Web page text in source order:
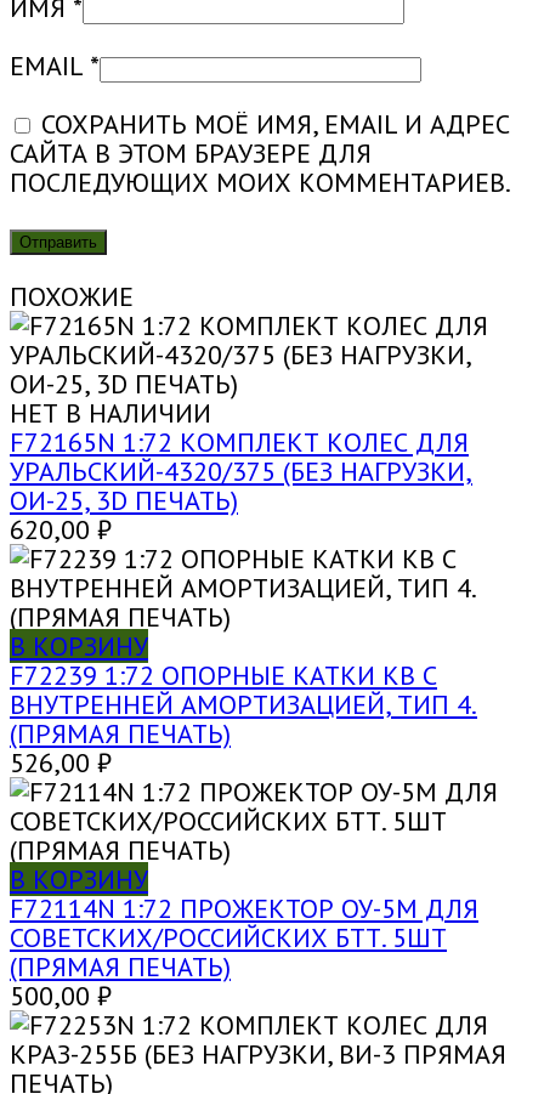
ИМЯ *
EMAIL *
СОХРАНИТЬ МОЁ ИМЯ, EMAIL И АДРЕС
САЙТА В ЭТОМ БРАУЗЕРЕ ДЛЯ
ПОСЛЕДУЮЩИХ МОИХ КОММЕНТАРИЕВ.
ПОХОЖИЕ
НЕТ В НАЛИЧИИ
F72165N 1:72 КОМПЛЕКТ КОЛЕС ДЛЯ
УРАЛЬСКИЙ-4320/375 (БЕЗ НАГРУЗКИ,
ОИ-25, 3D ПЕЧАТЬ)
620,00 ₽
В КОРЗИНУ
F72239 1:72 ОПОРНЫЕ КАТКИ КВ С
ВНУТРЕННЕЙ АМОРТИЗАЦИЕЙ, ТИП 4.
(ПРЯМАЯ ПЕЧАТЬ)
526,00 ₽
В КОРЗИНУ
F72114N 1:72 ПРОЖЕКТОР ОУ-5М ДЛЯ
СОВЕТСКИХ/РОССИЙСКИХ БТТ. 5ШТ
(ПРЯМАЯ ПЕЧАТЬ)
500,00 ₽